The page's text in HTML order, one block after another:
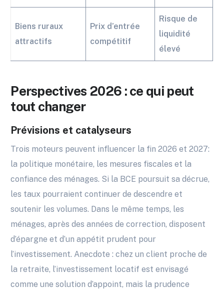
Biens ruraux
attractifs
Prix d’entrée
compétitif
Risque de
liquidité
élevé
Perspectives 2026 : ce qui peut
tout changer
Prévisions et catalyseurs
Trois moteurs peuvent influencer la fin 2026 et 2027:
la politique monétaire, les mesures fiscales et la
confiance des ménages. Si la BCE poursuit sa décrue,
les taux pourraient continuer de descendre et
soutenir les volumes. Dans le même temps, les
ménages, après des années de correction, disposent
d’épargne et d’un appétit prudent pour
l’investissement. Anecdote : chez un client proche de
la retraite, l’investissement locatif est envisagé
comme une solution d’appoint, mais la prudence